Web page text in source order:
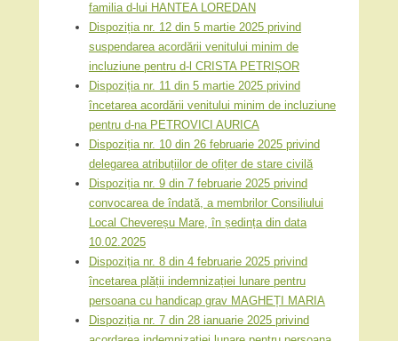
familia d-lui HANTEA LOREDAN
Dispoziția nr. 12 din 5 martie 2025 privind
suspendarea acordării venitului minim de
incluziune pentru d-l CRISTA PETRIȘOR
Dispoziția nr. 11 din 5 martie 2025 privind
încetarea acordării venitului minim de incluziune
pentru d-na PETROVICI AURICA
Dispoziția nr. 10 din 26 februarie 2025 privind
delegarea atribuțiilor de ofițer de stare civilă
Dispoziția nr. 9 din 7 februarie 2025 privind
convocarea de îndată, a membrilor Consiliului
Local Chevereșu Mare, în ședința din data
10.02.2025
Dispoziția nr. 8 din 4 februarie 2025 privind
încetarea plății indemnizației lunare pentru
persoana cu handicap grav MAGHEȚI MARIA
Dispoziția nr. 7 din 28 ianuarie 2025 privind